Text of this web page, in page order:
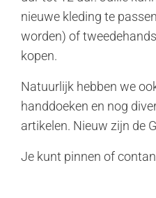
nieuwe kleding te
worden) of
kopen.
Natuurlijk hebben we
handdoeken en nog
artikelen. Nieuw zijn de
Je kunt pinnen of